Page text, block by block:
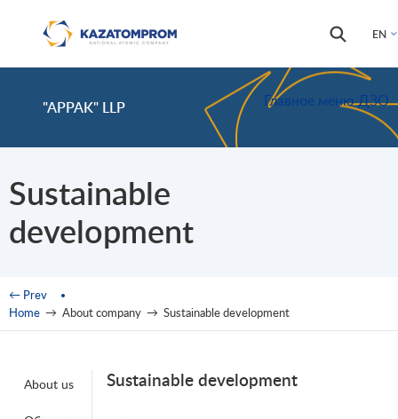
EN
Search
Search
"APPAK" LLP Главное меню ДЗО
Sustainable
development
You are here
← Prev
Home → About company → Sustainable development
About us Sustainable development